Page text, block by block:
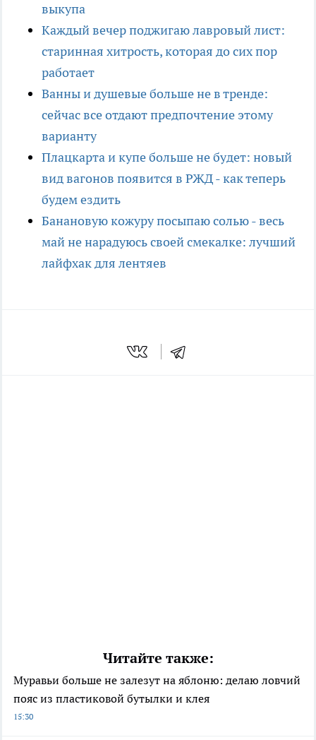
выкупа
Каждый вечер поджигаю лавровый лист:
старинная хитрость, которая до сих пор
работает
Ванны и душевые больше не в тренде:
сейчас все отдают предпочтение этому
варианту
Плацкарта и купе больше не будет: новый
вид вагонов появится в РЖД - как теперь
будем ездить
Банановую кожуру посыпаю солью - весь
май не нарадуюсь своей смекалке: лучший
лайфхак для лентяев
Читайте также:
Муравьи больше не залезут на яблоню: делаю ловчий
пояс из пластиковой бутылки и клея
15:30